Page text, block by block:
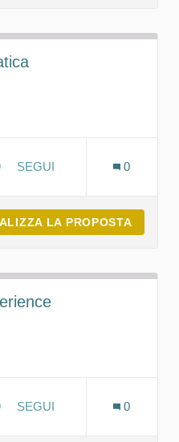
9 SOSTENITORI
SEGUI
0
LA PROPOSTA
9 SOSTENITORI
SEGUI
0